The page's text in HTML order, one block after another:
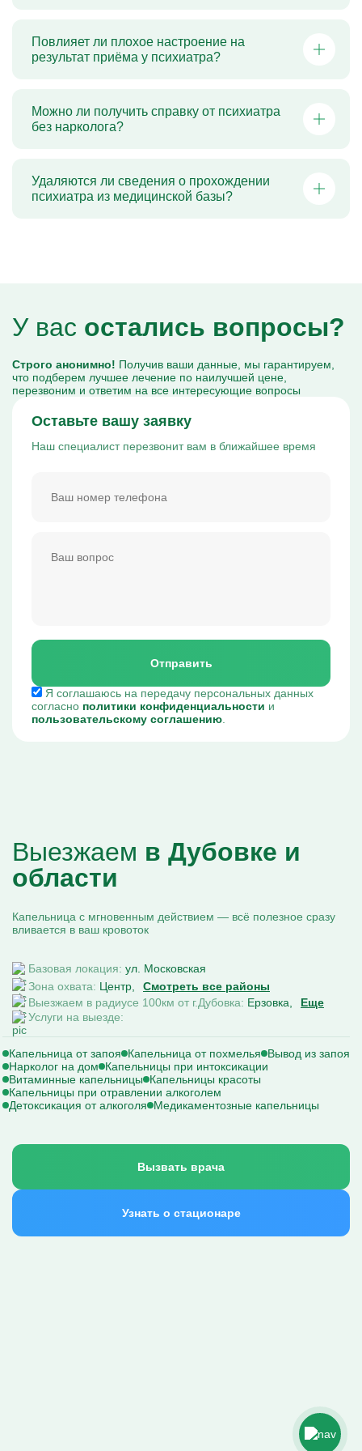
Повлияет ли плохое настроение на
результат приёма у психиатра?
Можно ли получить справку от психиатра
без нарколога?
Удаляются ли сведения о прохождении
психиатра из медицинской базы?
У вас остались вопросы?
Строго анонимно! Получив ваши данные, мы гарантируем,
что подберем лучшее лечение по наилучшей цене,
перезвоним и ответим на все интересующие вопросы
Оставьте вашу заявку
Наш специалист перезвонит вам в ближайшее время
Отправить
Я соглашаюсь на передачу персональных данных
согласно политики конфиденциальности и
пользовательскому соглашению
Выезжаем в Дубовке и
области
Капельница с мгновенным действием — всё полезное сразу
вливается в ваш кровоток
Базовая локация: ул. Московская
Зона охвата: Центр
Смотреть все районы
Выезжаем в радиусе 100км от г.Дубовка: Ерзовка
Еще
Услуги на выезде:
Капельница от запоя Капельница от похмелья
Вывод из запоя
Нарколог на дом
Капельницы при интоксикации
Витаминные капельницы
Капельницы красоты
Капельницы при отравлении алкоголем
Детоксикация от алкоголя
Медикаментозные капельницы
Вызвать врача
Узнать о стационаре